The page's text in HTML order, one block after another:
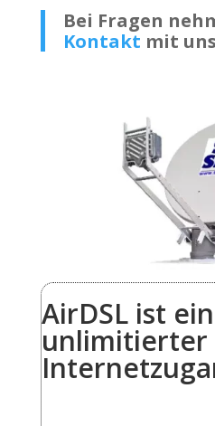
Bei Fragen
Kontakt mit
AirDSL ist ein
unlimitierter